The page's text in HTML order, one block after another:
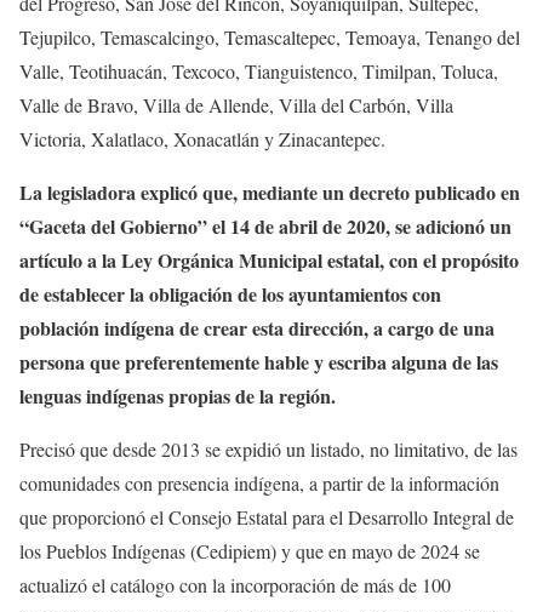
Tejupilco, Temascalcingo, Temascaltepec, Temoaya, Tenango del
Valle, Teotihuacán, Texcoco, Tianguistenco, Timilpan, Toluca,
Valle de Bravo, Villa de Allende, Villa del Carbón, Villa
Victoria, Xalatlaco, Xonacatlán y Zinacantepec.
La legisladora explicó que, mediante un decreto publicado en
“Gaceta del Gobierno” el 14 de abril de 2020, se adicionó un
artículo a la Ley Orgánica Municipal estatal, con el propósito
de establecer la obligación de los ayuntamientos con
población indígena de crear esta dirección, a cargo de una
persona que preferentemente hable y escriba alguna de las
lenguas indígenas propias de la región.
Precisó que desde 2013 se expidió un listado, no limitativo, de las
comunidades con presencia indígena, a partir de la información
que proporcionó el Consejo Estatal para el Desarrollo Integral de
los Pueblos Indígenas (Cedipiem) y que en mayo de 2024 se
actualizó el catálogo con la incorporación de más de 100